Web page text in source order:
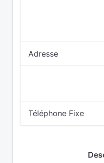
Adresse
Téléphone Fixe